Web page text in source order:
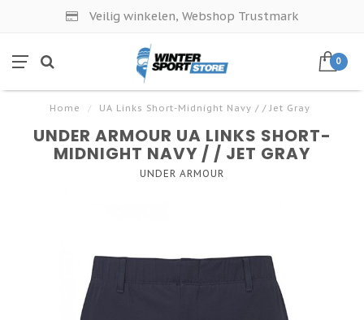
Veilig winkelen, Webshop Trustmark
0
Home / UA Links Short-Midnight Navy / / Jet Gray
UNDER ARMOUR UA LINKS SHORT-
MIDNIGHT NAVY / / JET GRAY
UNDER ARMOUR